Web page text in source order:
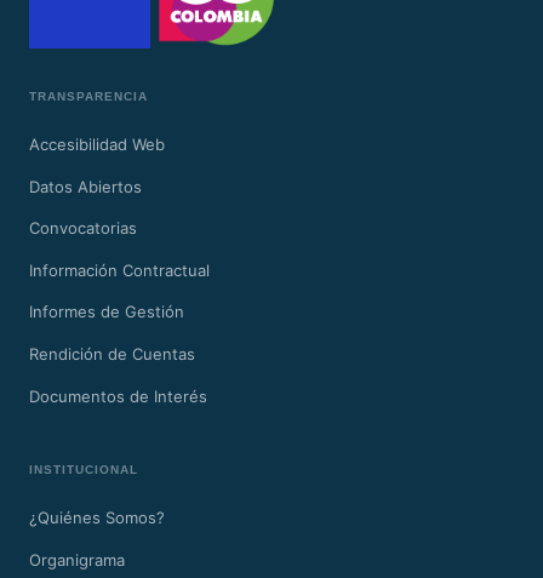
TRANSPARENCIA
Accesibilidad Web
Datos Abiertos
Convocatorias
Información Contractual
Informes de Gestión
Rendición de Cuentas
Documentos de Interés
INSTITUCIONAL
¿Quiénes Somos?
Organigrama